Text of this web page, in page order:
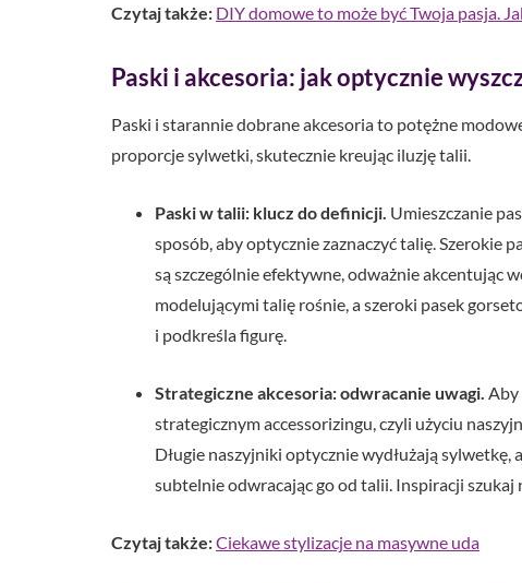
Czytaj także: DIY domowe to może być Twoja pasja.
Paski i akcesoria: jak optycznie
Paski i starannie dobrane akcesoria to potężne
proporcje sylwetki, skutecznie kreując iluzję talii.
Paski w talii: klucz do definicji. Umieszczanie
sposób, aby optycznie zaznaczyć talię. Szerokie
są szczególnie efektywne, odważnie akcentując
modelującymi talię rośnie, a szeroki pasek
i podkreśla figurę.
Strategiczne akcesoria: odwracanie uwagi. Aby
strategicznym accessorizingu, czyli użyciu
Długie naszyjniki optycznie wydłużają
subtelnie odwracając go od talii. Inspiracji
Czytaj także:Ciekawe stylizacje na masywne uda